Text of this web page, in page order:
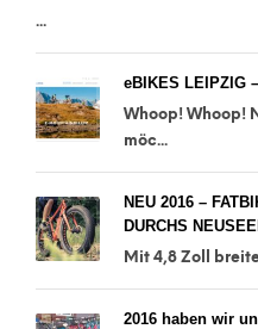
...
eBIKES LEIPZIG
Whoop! Whoop!
möc...
NEU 2016 –
DURCHS
Mit 4,8 Zoll
2016 haben wir